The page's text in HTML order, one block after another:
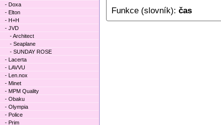
Funkce (slovník): čas
- Doxa
- Elton
- H+H
- JVD
- Architect
- Seaplane
- SUNDAY ROSE
- Lacerta
- LAVVU
- Len.nox
- Minet
- MPM Quality
- Obaku
- Olympia
- Police
- Prim